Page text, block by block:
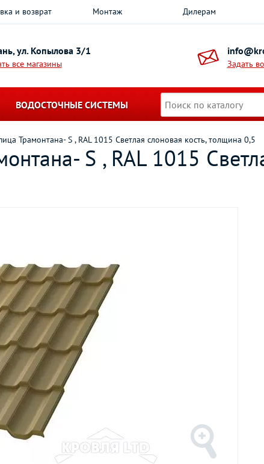
и возврат Монтаж Дилерам
ул. Копылова 3/1
все магазины Задать
ВОДОСТОЧНЫЕ СИСТЕМЫ
Трамонтана- S , RAL 1015 Светлая слоновая кость, толщина 0,5
S , RAL 1015